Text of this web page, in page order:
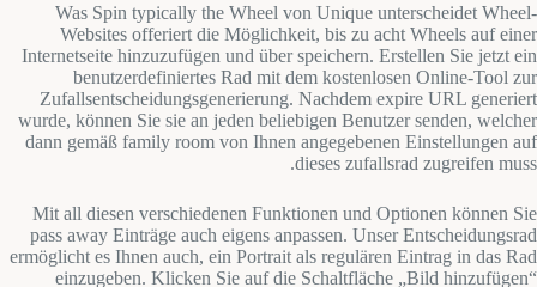
Was Spin typically the Wheel von Unique unterscheidet Wheel-
Websites offeriert die Möglichkeit, bis zu acht Wheels auf einer
Internetseite hinzuzufügen und über speichern. Erstellen Sie jetzt ein
benutzerdefiniertes Rad mit dem kostenlosen Online-Tool zur
Zufallsentscheidungsgenerierung. Nachdem expire URL generiert
wurde, können Sie sie an jeden beliebigen Benutzer senden, welcher
dann gemäß family room von Ihnen angegebenen Einstellungen auf
dieses zufallsrad zugreifen muss.
Mit all diesen verschiedenen Funktionen und Optionen können Sie
pass away Einträge auch eigens anpassen. Unser Entscheidungsrad
ermöglicht es Ihnen auch, ein Portrait als regulären Eintrag in das Rad
einzugeben. Klicken Sie auf die Schaltfläche „Bild hinzufügen“